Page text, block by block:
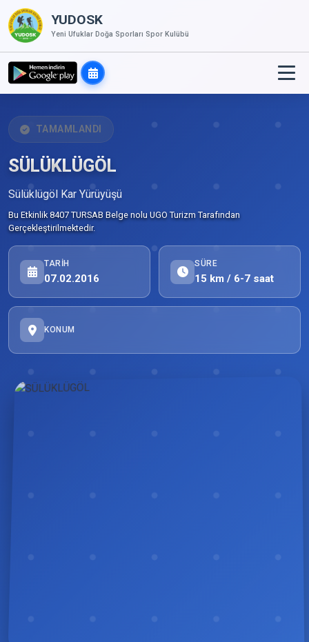
YUDOSK
Yeni Ufuklar Doğa Sporları Spor Kulübü
TAMAMLANDI
SÜLÜKLÜGÖL
Sülüklügöl Kar Yürüyüşü
Bu Etkinlik 8407 TURSAB Belge nolu UGO Turizm Tarafından
Gerçekleştirilmektedir.
TARIH
07.02.2016
SÜRE
15 km / 6-7 saat
KONUM